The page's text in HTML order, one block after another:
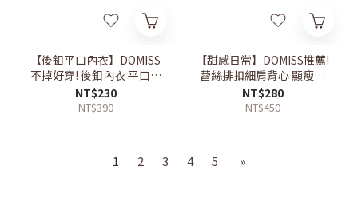
【後釦平口內衣】DOMISS
不掉好穿! 後釦內衣 平口背
心(現貨)
NT$230
NT$390
【甜感日常】DOMISS推薦!
蕾絲排扣細肩背心 顯瘦內
搭-5色(現貨)
NT$280
NT$450
1 2 3 4 5 »